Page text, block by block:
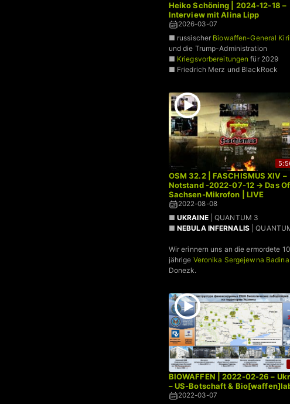
Heiko Schöning | 2024-12-18 –
Interview mit Alina Lipp
2026-03-07
■ russischer Biowaffen-General
und die Trump-Administration
■ Kriegsvorbereitungen für 2029
■ Friedrich Merz und BlackRock
OSM 32.2 | FASCHISMUS XIV –
Notstand -2022-07-12 → Das
Sachsen-Mikrofon | LIVE
2022-08-08
■ UKRAINE| QUANTUM 3
■ NEBULA INFERNALIS|
Wir erinnern uns an die ermordete 10
jährige Veronika Sergejewna Badina
Donezk.
BIOWAFFEN | 2022-02-26 –
– US-Botschaft &
2022-03-07